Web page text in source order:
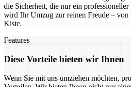
die Sicherheit, die nur ein professioneller
wird Ihr Umzug zur reinen Freude – von
Kiste.
Features
Diese Vorteile bieten wir Ihnen
Wenn Sie mit uns umziehen möchten,